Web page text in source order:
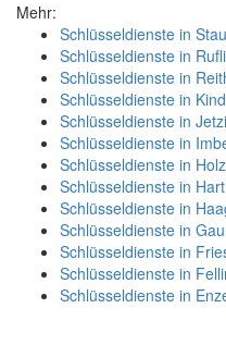
Mehr:
Schlüsseldienste in
Schlüsseldienste in
Schlüsseldienste in
Schlüsseldienste in
Schlüsseldienste in
Schlüsseldienste in
Schlüsseldienste in
Schlüsseldienste in Hart
Schlüsseldienste in
Schlüsseldienste in
Schlüsseldienste in
Schlüsseldienste in
Schlüsseldienste in